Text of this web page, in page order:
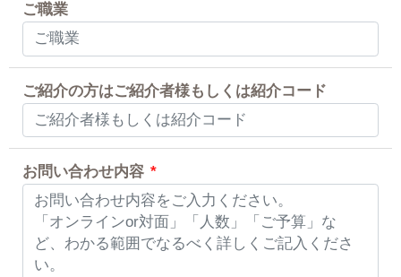
ご職業
ご紹介の方はご紹介者様もしくは紹介コード
お問い合わせ内容 *